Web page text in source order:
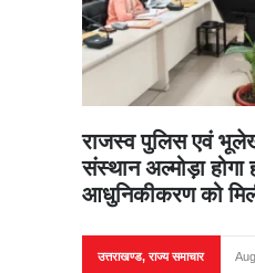
राजस्व पुलिस एवं
संस्थान अल्मोड़ा होगा
आधुनिकीकरण को
उत्तराखण्ड,राज्य समाचार